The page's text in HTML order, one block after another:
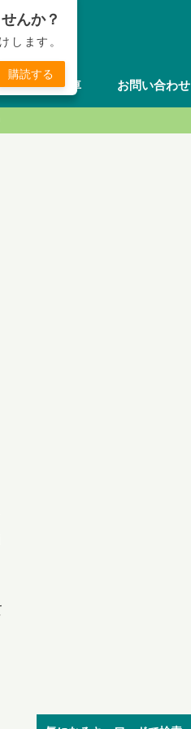
方法 車 お問い合わせ
んか？
します。
購読する